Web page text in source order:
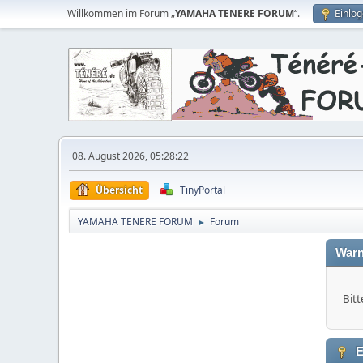
Willkommen im Forum „YAMAHA TENERE FORUM“.
08. August 2026, 05:28:22
Übersicht TinyPortal
YAMAHA TENERE FORUM ► Forum